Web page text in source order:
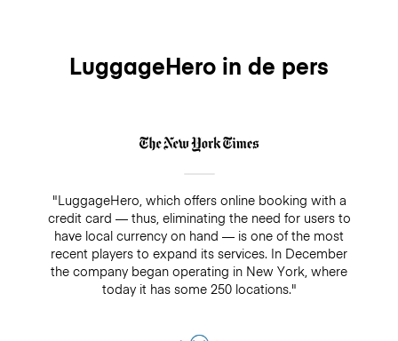
LuggageHero in de pers
"LuggageHero, which offers online booking with a
credit card — thus, eliminating the need for users to
have local currency on hand — is one of the most
recent players to expand its services. In December
the company began operating in New York, where
today it has some 250 locations."